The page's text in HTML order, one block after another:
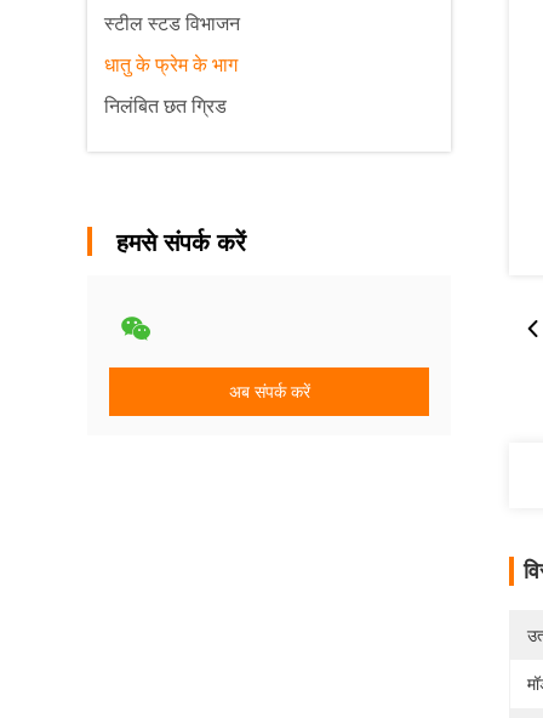
स्टील स्टड विभाजन
धातु के फ्रेम के भाग
निलंबित छत ग्रिड
हमसे संपर्क करें
अब संपर्क करें